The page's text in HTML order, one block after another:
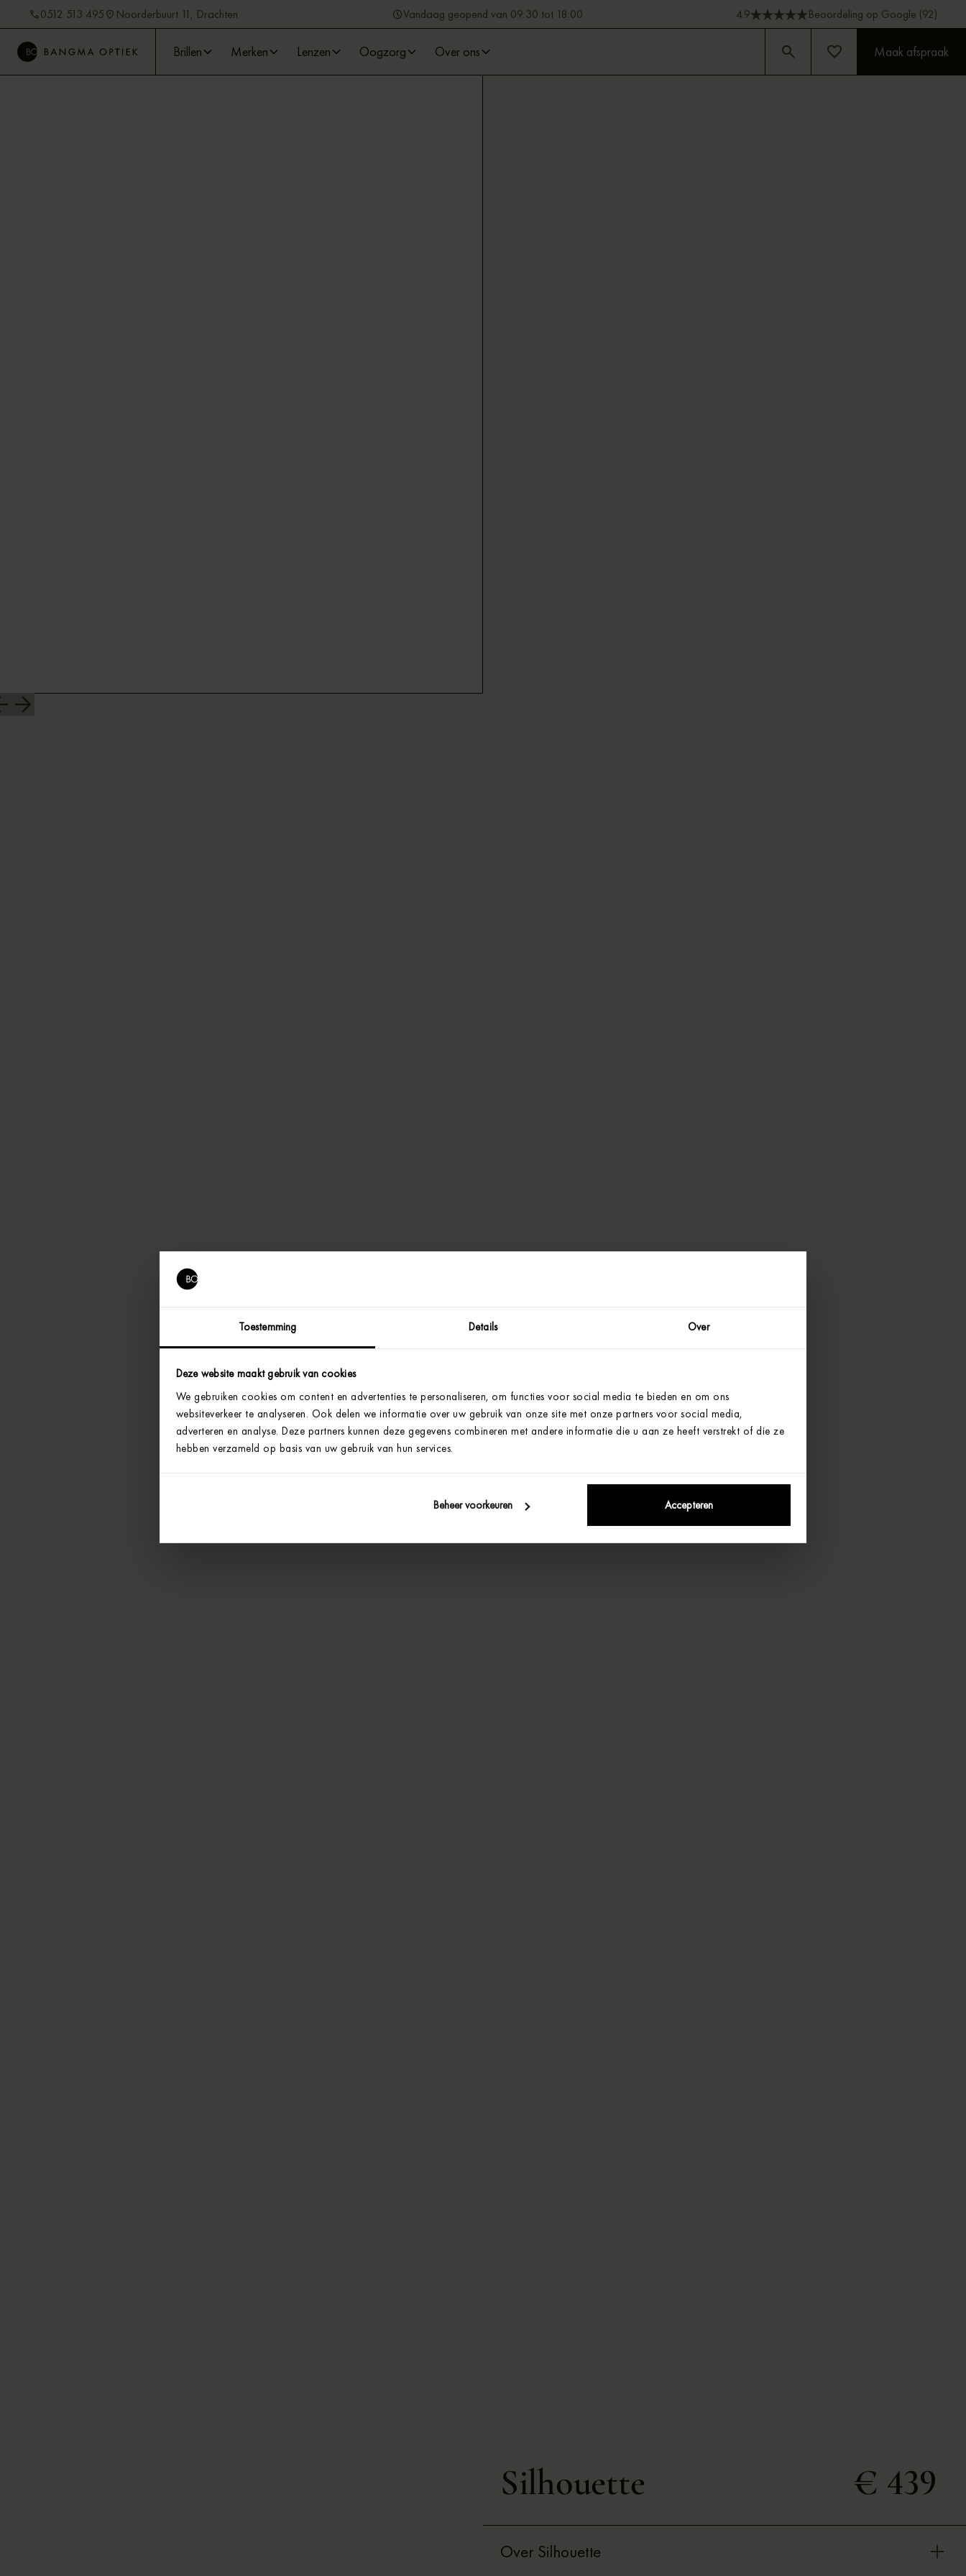
Toestemming Details Over
Deze website maakt gebruik van cookies
We gebruiken cookies om content en advertenties te personaliseren, om functies voor social media te bieden en om ons
websiteverkeer te analyseren. Ook delen we informatie over uw gebruik van onze site met onze partners voor social media,
adverteren en analyse. Deze partners kunnen deze gegevens combineren met andere informatie die u aan ze heeft verstrekt of die ze
hebben verzameld op basis van uw gebruik van hun services.
Beheer voorkeuren Accepteren
0512 513 495 Noorderbuurt 11, Drachten Vandaag geopend van 09:30 tot 18:00 4.9 Beoordeling op Google (92)
Brillen Merken Lenzen Oogzorg Over ons Maak afspraak
Silhouette € 439
Over Silhouette